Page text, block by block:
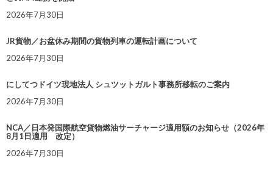
2026年7月30日
JR貨物／お盆休み期間の貨物列車の運転計画について
2026年7月30日
にしてつドイツ現地法人 シュツットガルト事務所移転のご案内
2026年7月30日
NCA／日本発国際航空貨物燃油サーチャージ適用額のお知らせ（2026年
8月1日適用 改定）
2026年7月30日